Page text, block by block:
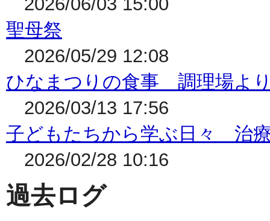
聖母祭
2026/05/29 12:08
ひなまつりの食事 調理場よ
2026/03/13 17:56
子どもたちから学ぶ日々 治
2026/02/28 10:16
過去ログ